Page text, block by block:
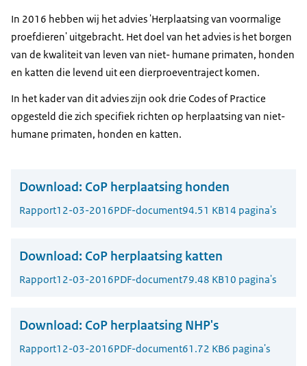
In 2016 hebben wij het advies 'Herplaatsing van voormalige
proefdieren' uitgebracht. Het doel van het advies is het borgen
van de kwaliteit van leven van niet- humane primaten, honden
en katten die levend uit een dierproeventraject komen.
In het kader van dit advies zijn ook drie Codes of Practice
opgesteld die zich specifiek richten op herplaatsing van niet-
humane primaten, honden en katten.
Download: CoP herplaatsing honden
Rapport12-03-2016PDF-document94.51 KB14 pagina's
Download: CoP herplaatsing katten
Rapport12-03-2016PDF-document79.48 KB10 pagina's
Download: CoP herplaatsing NHP's
Rapport12-03-2016PDF-document61.72 KB6 pagina's